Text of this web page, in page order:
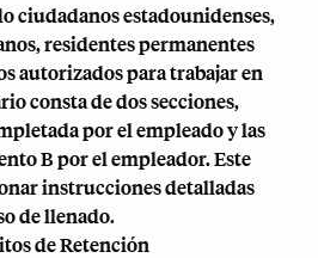
ciudadanos estadounidenses,
residentes permanentes
autorizados para trabajar en
consta de dos secciones,
por el empleado y las
B por el empleador. Este
instrucciones detalladas
de llenado.
de Retención